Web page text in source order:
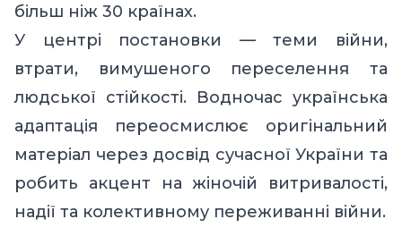
більш ніж 30 країнах.
У центрі постановки — теми війни,
втрати, вимушеного переселення та
людської стійкості. Водночас українська
адаптація переосмислює оригінальний
матеріал через досвід сучасної України та
робить акцент на жіночій витривалості,
надії та колективному переживанні війни.